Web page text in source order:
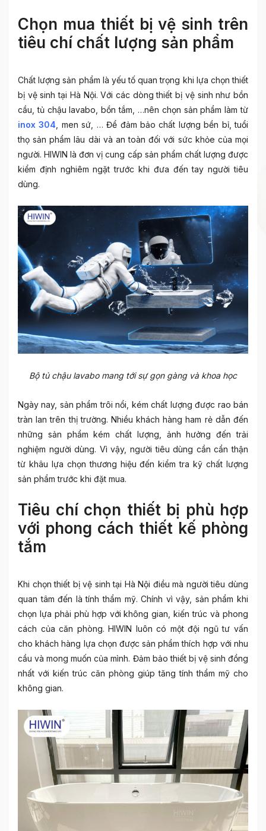
Chọn mua thiết bị vệ sinh trên
tiêu chí chất lượng sản phẩm
Chất lượng sản phẩm là yếu tố quan trọng khi lựa chọnthiết
bị vệ sinh tại Hà Nội. Với các dòng thiết bị vệ sinh như bồn
cầu, tủ chậu lavabo, bồn tắm, …nên chọn sản phẩm làm từ
inox 304 , men sứ, … Để đảm bảo chất lượng bền bỉ, tuổi
thọ sản phẩm lâu dài và an toàn đối với sức khỏe của mọi
người. HIWIN là đơn vị cung cấp sản phẩm chất lượng được
kiểm định nghiêm ngặt trước khi đưa đến tay người tiêu
dùng.
Bộ tủ chậu lavabo mang tới sự gọn gàng và khoa học
Ngày nay, sản phẩm trôi nổi, kém chất lượng được rao bán
tràn lan trên thị trường. Nhiều khách hàng ham rẻ dẫn đến
những sản phẩm kém chất lượng, ảnh hưởng đến trải
nghiệm người dùng. Vì vậy, người tiêu dùng cần cẩn thận
từ khâu lựa chọn thương hiệu đến kiểm tra kỹ chất lượng
sản phẩm trước khi đặt mua.
Tiêu chí chọn thiết bị phù hợp
với phong cách thiết kế phòng
tắm
Khi chọn thiết bị vệ sinh tại Hà Nội điều mà người tiêu dùng
quan tâm đến là tính thẩm mỹ. Chính vì vậy, sản phẩm khi
chọn lựa phải phù hợp với không gian, kiến trúc và phong
cách của căn phòng. HIWIN luôn có một đội ngũ tư vấn
cho khách hàng lựa chọn được sản phẩm thích hợp với nhu
cầu và mong muốn của mình. Đảm bảo thiết bị vệ sinh đồng
nhất với kiến trúc căn phòng giúp tăng tính thẩm mỹ cho
không gian.